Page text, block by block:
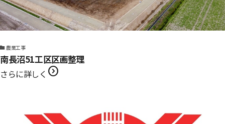
農業工事
南長沼51工区区画整理
さらに詳しく expand_circle_right